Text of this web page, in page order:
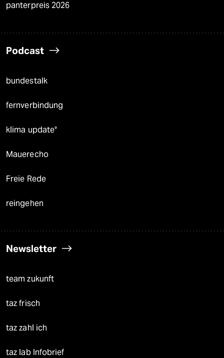
panterpreis 2026
Podcast
bundestalk
fernverbindung
klima update°
Mauerecho
Freie Rede
reingehen
Newsletter
team zukunft
taz frisch
taz zahl ich
taz lab Infobrief